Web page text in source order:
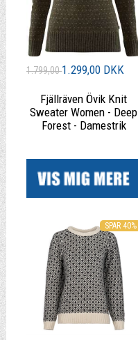
1.799,001.299,00 DKK
Fjällräven Övik Knit
Sweater Women - Deep
Forest - Damestrik
SPAR 40%